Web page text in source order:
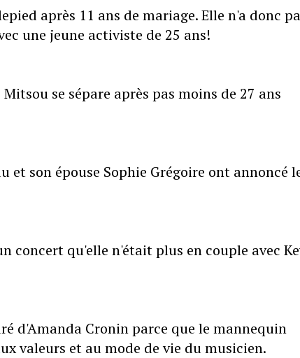
après 11 ans de mariage. Elle n'a donc
une jeune activiste de 25 ans!
se sépare après pas moins de 27 ans
son épouse Sophie Grégoire ont annoncé
concert qu'elle n'était plus en couple avec
d'Amanda Cronin parce que le mannequin
valeurs et au mode de vie du musicien.